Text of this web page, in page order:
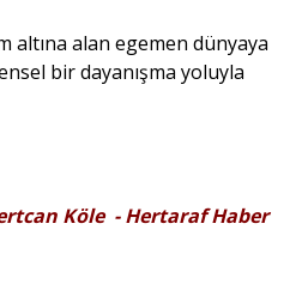
altına alan egemen dünya­ya
bir dayanışma yoluyla
Köle - Hertaraf Haber